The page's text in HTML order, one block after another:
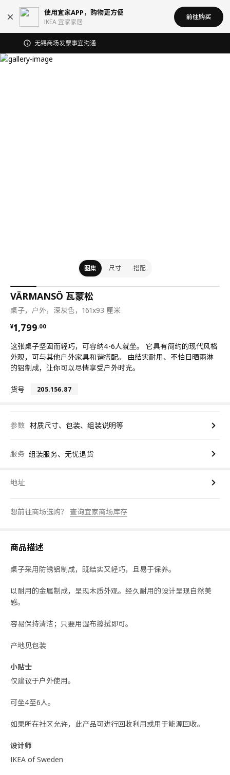
使用宜家APP，购物更方便
IKEA 宜家家居
前往购买
无锡商场发票事宜沟通
图集 尺寸 搭配
VÄRMANSÖ 瓦蒙松
桌子，户外，深灰色，161x93 厘米
¥1,799.00
¥ 1799.00
这张桌子坚固而轻巧，可容纳4-6人就坐。 它具有简约的现代风格
外观，可与其他户外家具和谐搭配。 由结实耐用、不怕日晒雨淋
的铝制成，让你可以尽情享受户外时光。
货号 205.156.87
参数 材质尺寸、包装、组装说明等
服务 组装服务、无忧退货
地址
想前往商场选购？ 查询宜家商场库存
商品描述
桌子采用防锈铝制成，既结实又轻巧，且易于保养。
以耐用的金属制成，呈现木质外观。经久耐用的设计呈现自然美
感。
容易保持清洁；只要用湿布擦拭即可。
产地见包装
小贴士
仅建议于户外使用。
可坐4至6人。
如果所在社区允许，此产品可进行回收利用或用于能源回收。
设计师
IKEA of Sweden